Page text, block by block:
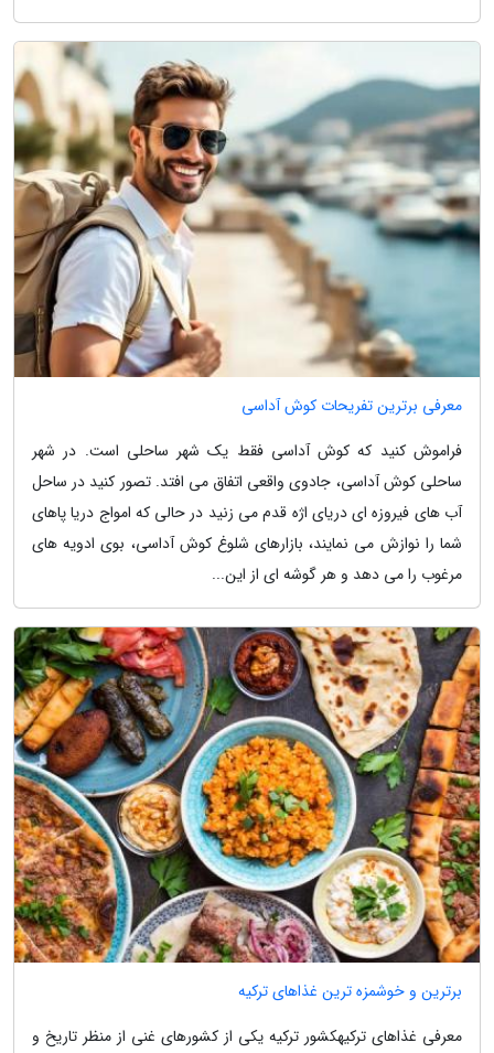
معرفی برترین تفریحات کوش آداسی
فراموش کنید که کوش آداسی فقط یک شهر ساحلی است. در شهر
ساحلی کوش آداسی، جادوی واقعی اتفاق می افتد. تصور کنید در ساحل
آب های فیروزه ای دریای اژه قدم می زنید در حالی که امواج دریا پاهای
شما را نوازش می نمایند، بازارهای شلوغ کوش آداسی، بوی ادویه های
مرغوب را می دهد و هر گوشه ای از این...
برترین و خوشمزه ترین غذاهای ترکیه
معرفی غذاهای ترکیهکشور ترکیه یکی از کشورهای غنی از منظر تاریخ و